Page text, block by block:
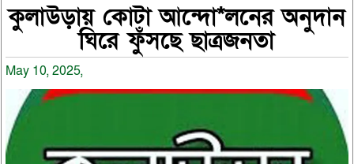
কুলাউড়ায় কোটা আন্দো*লনের অনুদান
ঘিরে ফুঁসছে ছাত্রজনতা
May 10, 2025,